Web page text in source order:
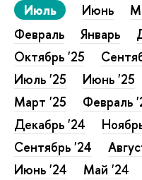
Июль Июнь
Февраль
Январь
Октябрь '25
Июль '25
Июнь '25
Март '25
Февраль
Декабрь '24
Сентябрь '24
Июнь '24
Май '24